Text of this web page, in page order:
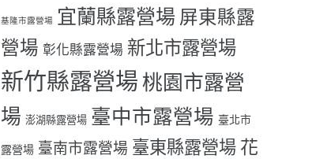
基隆市露營場 宜蘭縣露營場 屏東縣露
營場 彰化縣露營場 新北市露營場
新竹縣露營場 桃園市露營
場 澎湖縣露營場 臺中市露營場 臺北市
露營場 臺南市露營場 臺東縣露營場 花